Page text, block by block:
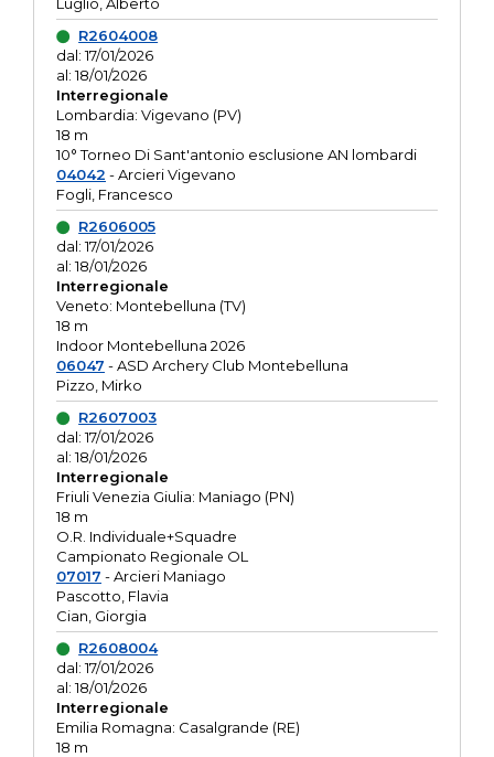
R2604008
dal: 17/01/2026
al: 18/01/2026
Interregionale
Lombardia: Vigevano (PV)
18 m
10° Torneo Di Sant'antonio esclusione AN lombardi
04042 - Arcieri Vigevano
Fogli, Francesco
R2606005
dal: 17/01/2026
al: 18/01/2026
Interregionale
Veneto: Montebelluna (TV)
18 m
Indoor Montebelluna 2026
06047 - ASD Archery Club Montebelluna
Pizzo, Mirko
R2607003
dal: 17/01/2026
al: 18/01/2026
Interregionale
Friuli Venezia Giulia: Maniago (PN)
18 m
O.R. Individuale+Squadre
Campionato Regionale OL
07017 - Arcieri Maniago
Pascotto, Flavia
Cian, Giorgia
R2608004
dal: 17/01/2026
al: 18/01/2026
Interregionale
Emilia Romagna: Casalgrande (RE)
18 m